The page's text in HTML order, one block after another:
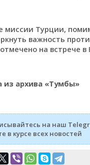
миссии Турции,
важность
на встрече в
из архива «Тумбы»
на наш
в курсе всех новостей